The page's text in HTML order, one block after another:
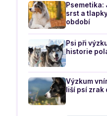
Psemetika:
srst a
období
Psi při
historie
Výzkum
liší psí